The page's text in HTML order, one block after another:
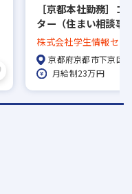
［京都本社勤務］コ
ター（住まい相談事
東急不動産HDグル
創造企業◎年休120日
株式会社学生情報セン
京都府京都市下京区
月給制23万円